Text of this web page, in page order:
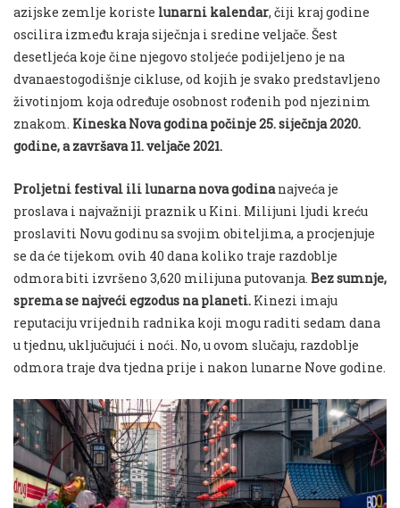
azijske zemlje koriste lunarni kalendar, čiji kraj godine
oscilira između kraja siječnja i sredine veljače. Šest
desetljeća koje čine njegovo stoljeće podijeljeno je na
dvanaestogodišnje cikluse, od kojih je svako predstavljeno
životinjom koja određuje osobnost rođenih pod njezinim
znakom. Kineska Nova godina počinje 25. siječnja 2020.
godine, a završava 11. veljače 2021.
Proljetni festival ili lunarna nova godinanajveća je
proslava i najvažniji praznik u Kini. Milijuni ljudi kreću
proslaviti Novu godinu sa svojim obiteljima, a procjenjuje
se da će tijekom ovih 40 dana koliko traje razdoblje
odmora biti izvršeno 3,620 milijuna putovanja. Bez sumnje,
sprema se najveći egzodus na planeti. Kinezi imaju
reputaciju vrijednih radnika koji mogu raditi sedam dana
u tjednu, uključujući i noći. No, u ovom slučaju, razdoblje
odmora traje dva tjedna prije i nakon lunarne Nove godine.